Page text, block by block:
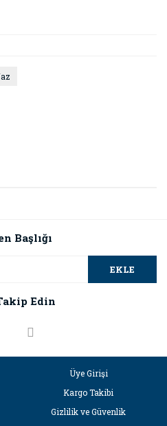
Başlığı
EKLE
Edin
Üye Girişi
Kargo Takibi
Gizlilik ve Güvenlik